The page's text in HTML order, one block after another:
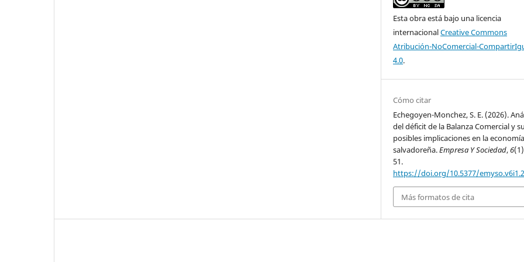
Esta obra está bajo una licencia
internacionalCreative Commons
Atribución-NoComercial-
4.0.
Cómo citar
Echegoyen-Monchez, S. E. (2026).
del déficit de la Balanza Comercial y
posibles implicaciones en la economía
salvadoreña.Empresa Y Sociedad,6
51.
https://doi.org/10.5377/
Más formatos de cita